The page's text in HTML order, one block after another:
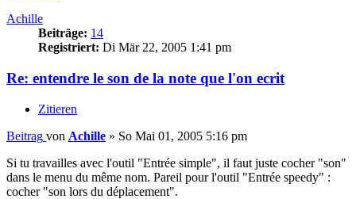
Achille
Beiträge: 14
Registriert: Di Mär 22, 2005 1:41 pm
Re: entendre le son de la note que l'on ecrit
Zitieren
Beitrag von Achille » So Mai 01, 2005 5:16 pm
Si tu travailles avec l'outil "Entrée simple", il faut juste cocher "son"
dans le menu du même nom. Pareil pour l'outil "Entrée speedy" :
cocher "son lors du déplacement".